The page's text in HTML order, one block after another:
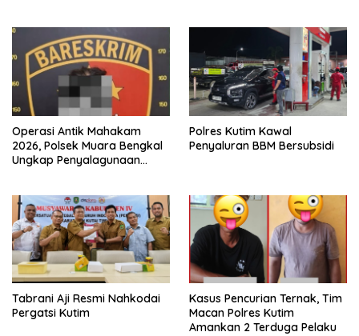
Operasi Antik Mahakam
2026, Polsek Muara Bengkal
Ungkap Penyalagunaan
Polres Kutim Kawal
Penyaluran BBM Bersubsidi
Tabrani Aji Resmi Nahkodai
Pergatsi Kutim
Kasus Pencurian Ternak, Tim
Macan Polres Kutim
Amankan 2 Terduga Pelaku